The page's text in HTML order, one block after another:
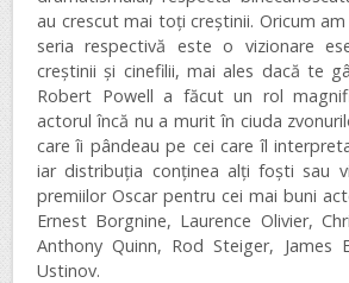
au crescut mai toți creștinii. Oricum
seria respectivă este o vizionare
creștinii și cinefilii, mai ales dacă te
Robert Powell a făcut un rol
actorul încă nu a murit în ciuda
care îi pândeau pe cei care îl
iar distribuția conținea alți foști sau
premiilor Oscar pentru cei mai buni
Ernest Borgnine, Laurence Olivier,
Anthony Quinn, Rod Steiger, James
Ustinov.